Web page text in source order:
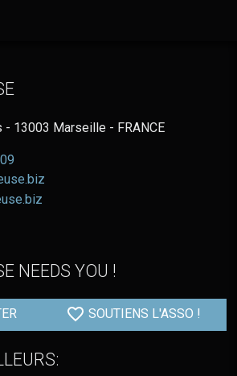
- 13003 Marseille - FRANCE
NEEDS YOU !
SOUTIENS L'ASSO !